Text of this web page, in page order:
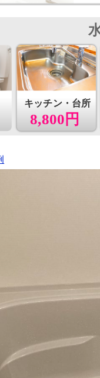
8,800円
キッチン・台所